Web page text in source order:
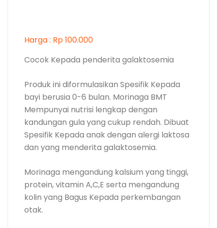
Harga : Rp 100.000
Cocok Kepada penderita galaktosemia
Produk ini diformulasikan Spesifik Kepada
bayi berusia 0-6 bulan. Morinaga BMT
Mempunyai nutrisi lengkap dengan
kandungan gula yang cukup rendah. Dibuat
Spesifik Kepada anak dengan alergi laktosa
dan yang menderita galaktosemia.
Morinaga mengandung kalsium yang tinggi,
protein, vitamin A,C,E serta mengandung
kolin yang Bagus Kepada perkembangan
otak.